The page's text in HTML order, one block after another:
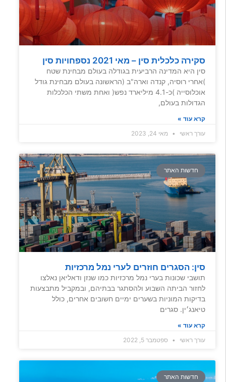
סקירה כלכלית סין – מאי 2021 נספחויות סין
סין היא המדינה הרביעית בגודלה בעולם מבחינת שטח
)אחרי רוסיה, קנדה וארה"ב (הראשונה בעולם מבחינת גודל
אוכלוסייה )כ-4.1 מיליארד נפש( ואחת משתי הכלכלות
הגדולות בעולם,
קרא עוד »
עורך ראשי
מאי 24, 2023
חדשות האתר
סין: הסגרים חוזרים לערי נמל מרכזיות
תושבי שכונות בערי נמל מרכזיות כמו שנזן ודאליאן נאלצו
לחזור הביתה השבוע ולהסתגר בבתיהם, ובמקביל מתבצעות
בדיקות המוניות בשערים ימיים חשובים אחרים, כולל
טיאנג׳ין. סגרים
קרא עוד »
עורך ראשי
ספטמבר 5, 2022
חדשות האתר